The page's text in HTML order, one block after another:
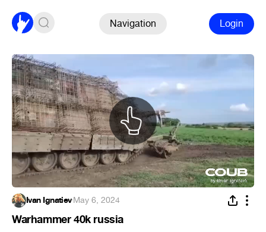
Navigation Login
Ivan Ignatiev·May 6, 2024
Warhammer 40k russia